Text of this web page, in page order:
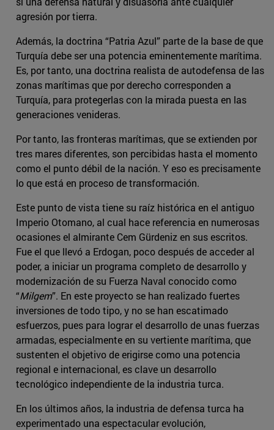
agresión por tierra.
Además, la doctrina “Patria Azul” parte de la base de que
Turquía debe ser una potencia eminentemente marítima.
Es, por tanto, una doctrina realista de autodefensa de las
zonas marítimas que por derecho corresponden a
Turquía, para protegerlas con la mirada puesta en las
generaciones venideras.
Por tanto, las fronteras marítimas, que se extienden por
tres mares diferentes, son percibidas hasta el momento
como el punto débil de la nación. Y eso es precisamente
lo que está en proceso de transformación.
Este punto de vista tiene su raíz histórica en el antiguo
Imperio Otomano, al cual hace referencia en numerosas
ocasiones el almirante Cem Gürdeniz en sus escritos.
Fue el que llevó a Erdogan, poco después de acceder al
poder, a iniciar un programa completo de desarrollo y
modernización de su Fuerza Naval conocido como
“Milgem”. En este proyecto se han realizado fuertes
inversiones de todo tipo, y no se han escatimado
esfuerzos, pues para lograr el desarrollo de unas fuerzas
armadas, especialmente en su vertiente marítima, que
sustenten el objetivo de erigirse como una potencia
regional e internacional, es clave un desarrollo
tecnológico independiente de la industria turca.
En los últimos años, la industria de defensa turca ha
experimentado una espectacular evolución,